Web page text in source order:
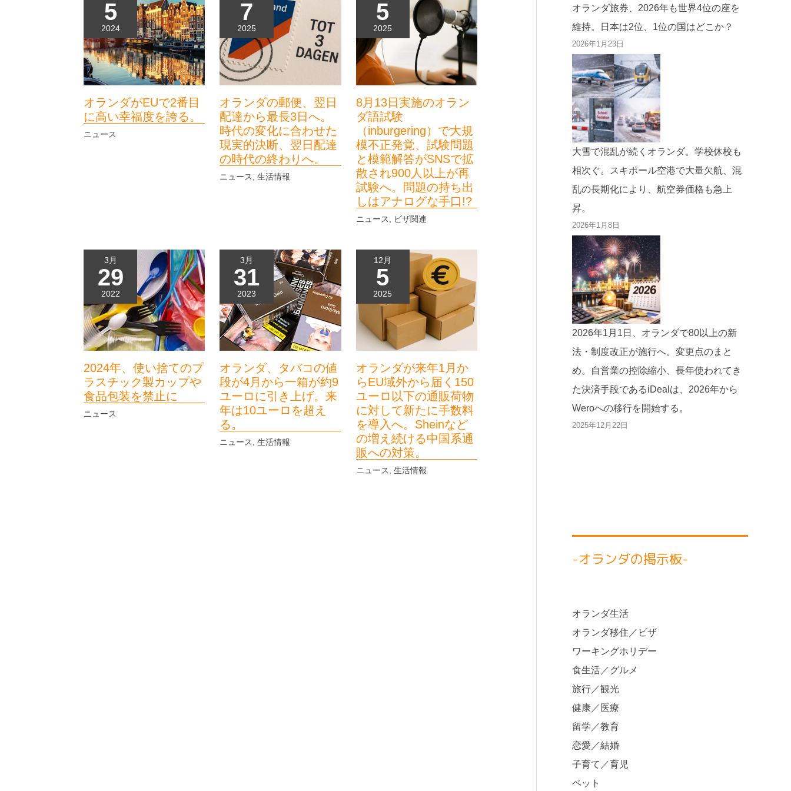
5
2024
オランダがEUで2番目
に高い幸福度を誇る。
ニュース
7
2025
オランダの郵便、翌日
配達から最長3日へ。
時代の変化に合わせた
現実的決断、翌日配達
の時代の終わりへ。
ニュース,生活情報
5
2025
8月13日実施のオラン
ダ語試験
（inburgering）で大規
模不正発覚、試験問題
と模範解答がSNSで拡
散され900人以上が再
試験へ。問題の持ち出
しはアナログな手口!?
ニュース, ビザ関連
3月
29
2022
2024年、使い捨てのプ
ラスチック製カップや
食品包装を禁止に
ニュース
3月
31
2023
オランダ、タバコの値
段が4月から一箱が約9
ユーロに引き上げ。来
年は10ユーロを超え
る。
ニュース,生活情報
12月
5
2025
オランダが来年1月か
らEU域外から届く150
ユーロ以下の通販荷物
に対して新たに手数料
を導入へ。Sheinなど
の増え続ける中国系通
販への対策。
ニュース, 生活情報
オランダ旅券、2026年も世界4位の座を
維持。日本は2位、1位の国はどこか？
2026年1月23日
大雪で混乱が続くオランダ。学校休校も
相次ぐ。スキポール空港で大量欠航、混
乱の長期化により、航空券価格も急上
昇。
2026年1月8日
2026年1月1日、オランダで80以上の新
法・制度改正が施行へ。変更点のまと
め。自営業の控除縮小、長年使われてき
た決済手段であるiDealは、2026年から
Weroへの移行を開始する。
2025年12月22日
-オランダの掲示板-
オランダ生活
オランダ移住／ビザ
ワーキングホリデー
食生活／グルメ
旅行／観光
健康／医療
留学／教育
恋愛／結婚
子育て／育児
ペット